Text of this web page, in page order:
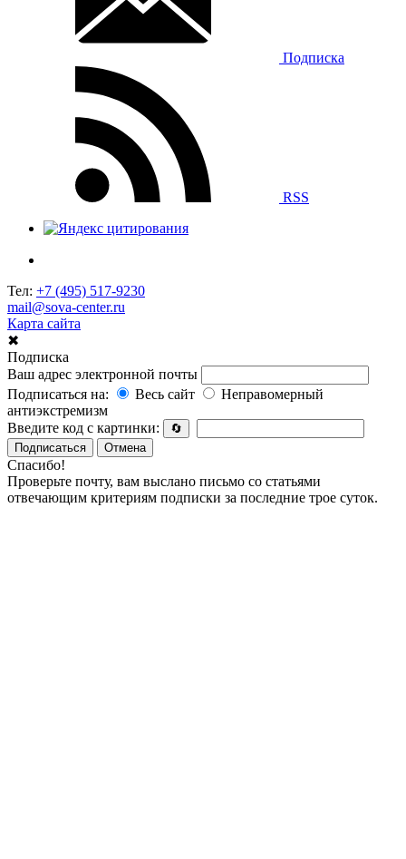
Подписка
RSS
Тел: +7 (495) 517-9230
mail@sova-center.ru
Карта сайта
✖
Подписка
Ваш адрес электронной почты
Подписаться на:
Весь сайт
Неправомерный
антиэкстремизм
Введите код с картинки:
🔄
Подписаться
Отмена
Спасибо!
Проверьте почту, вам выслано письмо со статьями
отвечающим критериям подписки за последние трое суток.